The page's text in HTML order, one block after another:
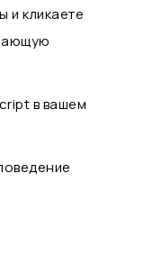
и кликаете
в вашем